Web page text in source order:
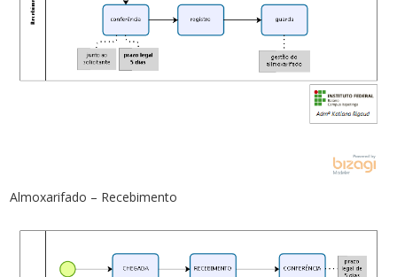
Almoxarifado – Recebimento